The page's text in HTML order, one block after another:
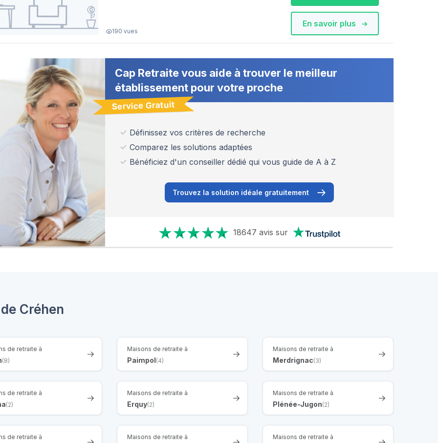
190 vues
En savoir plus
Cap Retraite vous aide à trouver le meilleur
établissement pour votre proche
Service Gratuit
Définissez vos critères de recherche
Comparez les solutions adaptées
Bénéficiez d'un conseiller dédié qui vous guide de A à Z
Trouvez la solution idéale gratuitement
18647 avis sur
Créhen
de retraite à
(8)
Maisons de retraite à
Paimpol(4)
Maisons de retraite à
Merdrignac(3)
de retraite à
(2)
Maisons de retraite à
Erquy(2)
Maisons de retraite à
Plénée-Jugon(2)
de retraite à Maisons de retraite à Maisons de retraite à